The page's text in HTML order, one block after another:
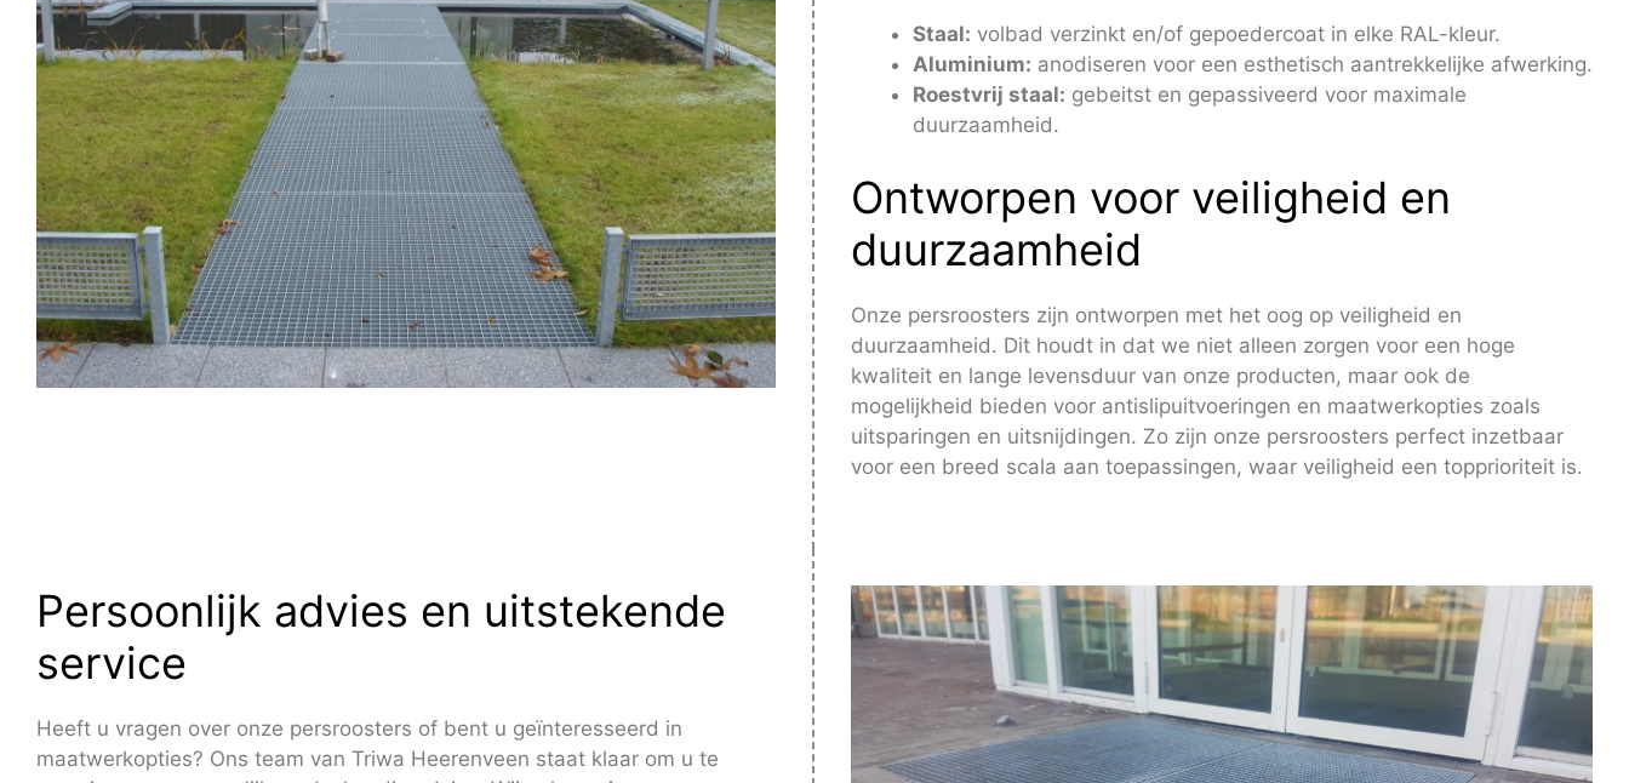
Staal: volbad verzinkt en/of gepoedercoat in elke RAL-kleur.
Aluminium: anodiseren voor een esthetisch aantrekkelijke afwerking.
Roestvrij staal: gebeitst en gepassiveerd voor maximale
duurzaamheid.
Ontworpen voor veiligheid en
duurzaamheid
Onze persroosters zijn ontworpen met het oog op veiligheid en
duurzaamheid. Dit houdt in dat we niet alleen zorgen voor een hoge
kwaliteit en lange levensduur van onze producten, maar ook de
mogelijkheid bieden voor antislipuitvoeringen en maatwerkopties zoals
uitsparingen en uitsnijdingen. Zo zijn onze persroosters perfect inzetbaar
voor een breed scala aan toepassingen, waar veiligheid een topprioriteit is.
Persoonlijk advies en uitstekende
service
Heeft u vragen over onze persroosters of bent u geïnteresseerd in
maatwerkopties? Ons team van Triwa Heerenveen staat klaar om u te